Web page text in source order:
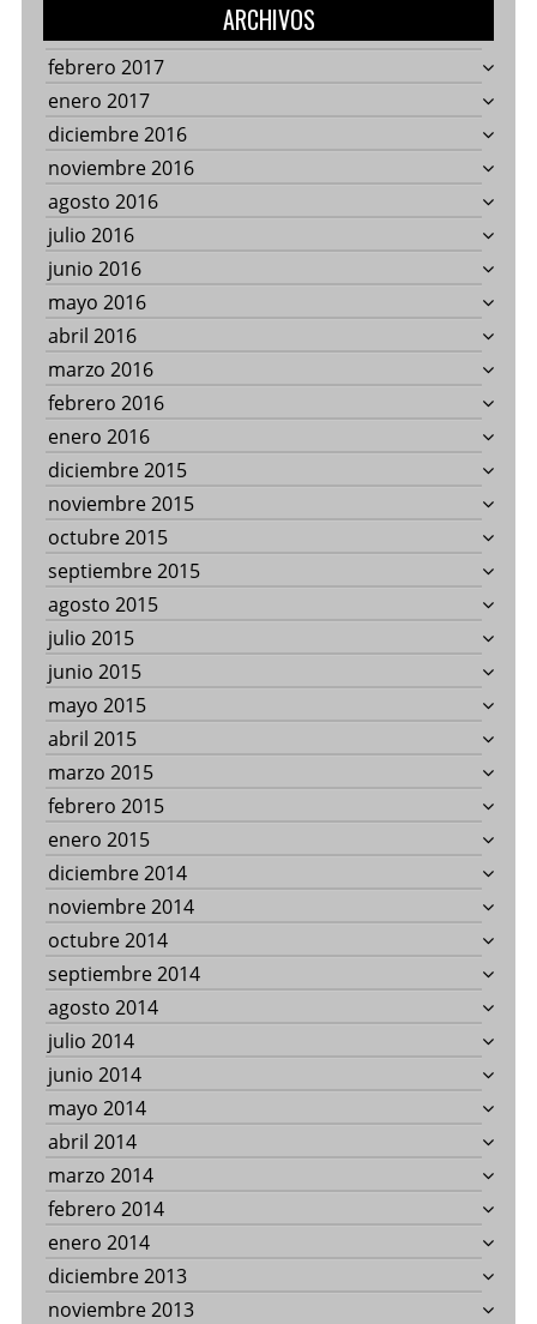
ARCHIVOS
febrero 2017
enero 2017
diciembre 2016
noviembre 2016
agosto 2016
julio 2016
junio 2016
mayo 2016
abril 2016
marzo 2016
febrero 2016
enero 2016
diciembre 2015
noviembre 2015
octubre 2015
septiembre 2015
agosto 2015
julio 2015
junio 2015
mayo 2015
abril 2015
marzo 2015
febrero 2015
enero 2015
diciembre 2014
noviembre 2014
octubre 2014
septiembre 2014
agosto 2014
julio 2014
junio 2014
mayo 2014
abril 2014
marzo 2014
febrero 2014
enero 2014
diciembre 2013
noviembre 2013